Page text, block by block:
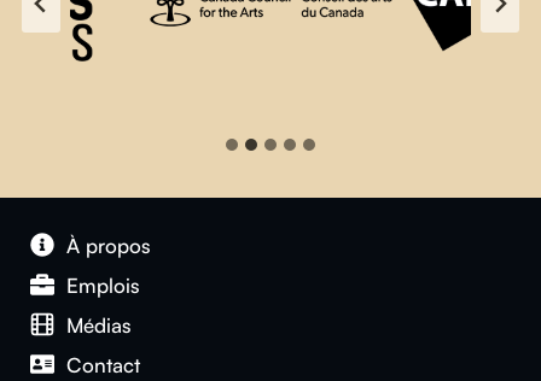
À propos
Emplois
Médias
Contact